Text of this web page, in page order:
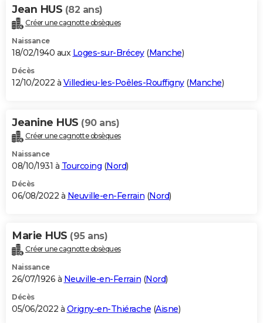
Jean HUS (82 ans)
Créer une cagnotte obsèques
Naissance
18/02/1940 aux Loges-sur-Brécey(Manche)
Décès
12/10/2022 à Villedieu-les-Poêles-Rouffigny(Manche)
Jeanine HUS (90 ans)
Créer une cagnotte obsèques
Naissance
08/10/1931 à Tourcoing (Nord)
Décès
06/08/2022 à Neuville-en-Ferrain (Nord)
Marie HUS (95 ans)
Créer une cagnotte obsèques
Naissance
26/07/1926 à Neuville-en-Ferrain (Nord)
Décès
05/06/2022 à Origny-en-Thiérache (Aisne)